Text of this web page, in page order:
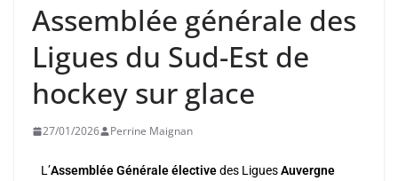
Assemblée générale des
Ligues du Sud-Est de
hockey sur glace
27/01/2026 Perrine Maignan
L’Assemblée Générale électivedes LiguesAuvergne